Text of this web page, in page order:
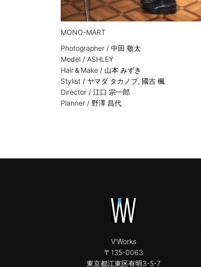
MONO-MART
Photographer / 中田 敬太
Model / ASHLEY
Hair＆Make / 山本 みずき
Stylist / ヤマダ タカノブ, 國吉 楓
Director / 江口 宗一郎
Planner / 野澤 昌代
V'Works
〒135-0063
東京都江東区有明3-5-7